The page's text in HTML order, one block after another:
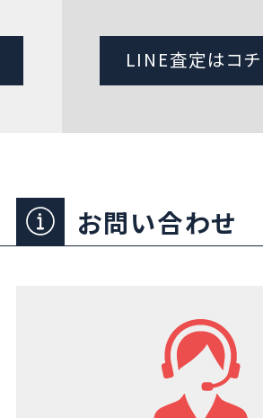
LINE査定はコ
お問い合わせ